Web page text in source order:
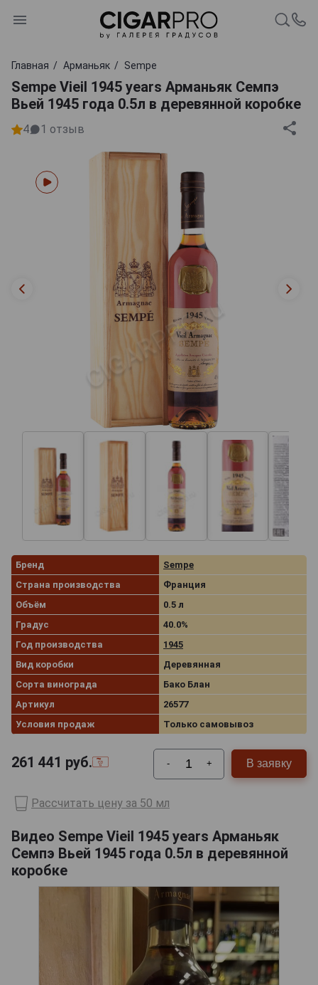
Главная Арманьяк Sempe
Sempe Vieil 1945 years Арманьяк Семпэ
Вьей 1945 года 0.5л в деревянной коробке
4 1 отзыв
Бренд
Sempe
Страна производства
Франция
Объём
0.5 л
Градус
40.0%
Год производства
1945
Вид коробки
Деревянная
Сорта винограда
Бако Блан
Артикул
26577
Условия продаж
Только самовывоз
261 441 руб. - + В заявку
Рассчитать цену за 50 мл
Видео Sempe Vieil 1945 years Арманьяк
Семпэ Вьей 1945 года 0.5л в деревянной
коробке